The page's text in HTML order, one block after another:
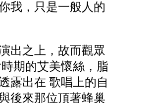
我，只是一般人的
出之上，故而觀眾
期的艾美懷絲，脂
露出在 歌唱上的自
後來那位頂著蜂巢